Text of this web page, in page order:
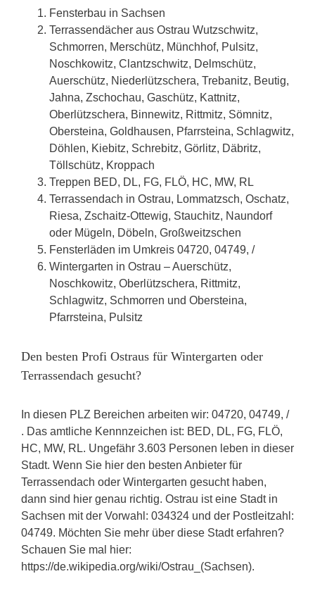
Fensterbau in Sachsen
Terrassendächer aus Ostrau Wutzschwitz,
Schmorren, Merschütz, Münchhof, Pulsitz,
Noschkowitz, Clantzschwitz, Delmschütz,
Auerschütz, Niederlützschera, Trebanitz, Beutig,
Jahna, Zschochau, Gaschütz, Kattnitz,
Oberlützschera, Binnewitz, Rittmitz, Sömnitz,
Obersteina, Goldhausen, Pfarrsteina, Schlagwitz,
Döhlen, Kiebitz, Schrebitz, Görlitz, Däbritz,
Töllschütz, Kroppach
Treppen BED, DL, FG, FLÖ, HC, MW, RL
Terrassendach in Ostrau, Lommatzsch, Oschatz,
Riesa, Zschaitz-Ottewig, Stauchitz, Naundorf
oder Mügeln, Döbeln, Großweitzschen
Fensterläden im Umkreis 04720, 04749, /
Wintergarten in Ostrau – Auerschütz,
Noschkowitz, Oberlützschera, Rittmitz,
Schlagwitz, Schmorren und Obersteina,
Pfarrsteina, Pulsitz
Den besten Profi Ostraus für Wintergarten oder
Terrassendach gesucht?
In diesen PLZ Bereichen arbeiten wir: 04720, 04749, /
. Das amtliche Kennnzeichen ist: BED, DL, FG, FLÖ,
HC, MW, RL. Ungefähr 3.603 Personen leben in dieser
Stadt. Wenn Sie hier den besten Anbieter für
Terrassendach oder Wintergarten gesucht haben,
dann sind hier genau richtig. Ostrau ist eine Stadt in
Sachsen mit der Vorwahl: 034324 und der Postleitzahl:
04749. Möchten Sie mehr über diese Stadt erfahren?
Schauen Sie mal hier:
https://de.wikipedia.org/wiki/Ostrau_(Sachsen).